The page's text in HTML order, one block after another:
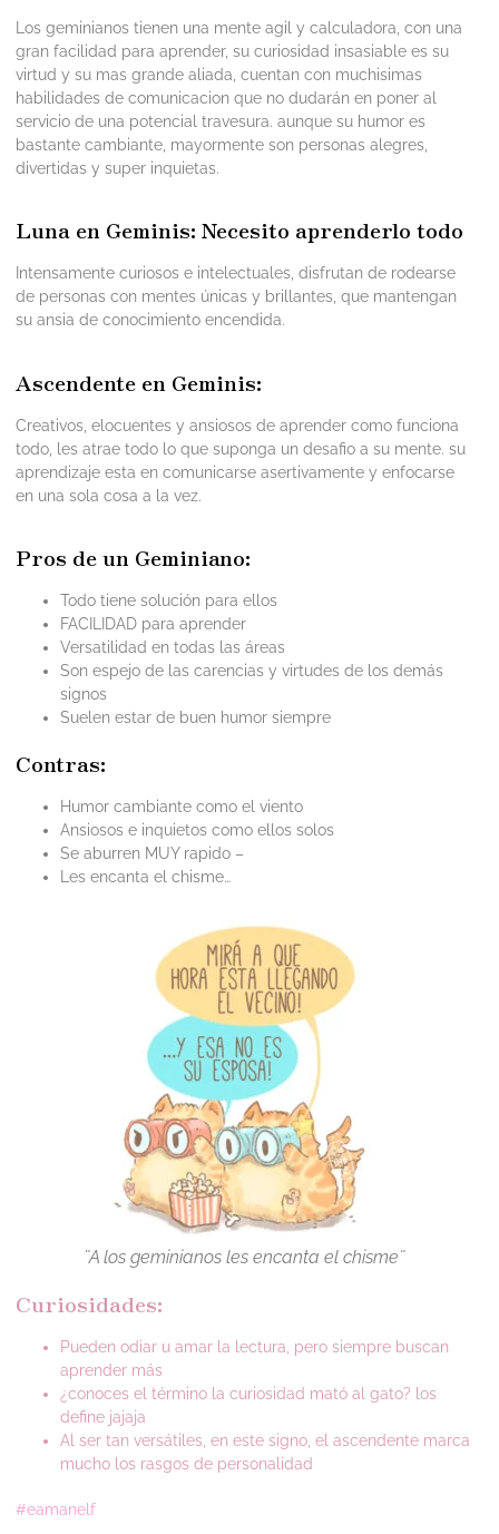
Los geminianos tienen una mente agil y calculadora, con una
gran facilidad para aprender, su curiosidad insasiable es su
virtud y su mas grande aliada, cuentan con muchisimas
habilidades de comunicacion que no dudarán en poner al
servicio de una potencial travesura. aunque su humor es
bastante cambiante, mayormente son personas alegres,
divertidas y super inquietas.
Luna en Geminis: Necesito aprenderlo todo
Intensamente curiosos e intelectuales, disfrutan de rodearse
de personas con mentes únicas y brillantes, que mantengan
su ansia de conocimiento encendida.
Ascendente en Geminis:
Creativos, elocuentes y ansiosos de aprender como funciona
todo, les atrae todo lo que suponga un desafio a su mente. su
aprendizaje esta en comunicarse asertivamente y enfocarse
en una sola cosa a la vez.
Pros de un Geminiano:
Todo tiene solución para ellos
FACILIDAD para aprender
Versatilidad en todas las áreas
Son espejo de las carencias y virtudes de los demás
signos
Suelen estar de buen humor siempre
Contras:
Humor cambiante como el viento
Ansiosos e inquietos como ellos solos
Se aburren MUY rapido –
Les encanta el chisme…
¨A los geminianos les encanta el chisme¨
Curiosidades:
Pueden odiar u amar la lectura, pero siempre buscan
aprender más
¿conoces el término la curiosidad mató al gato? los
define jajaja
Al ser tan versátiles, en este signo, el ascendente marca
mucho los rasgos de personalidad
#eamanelf